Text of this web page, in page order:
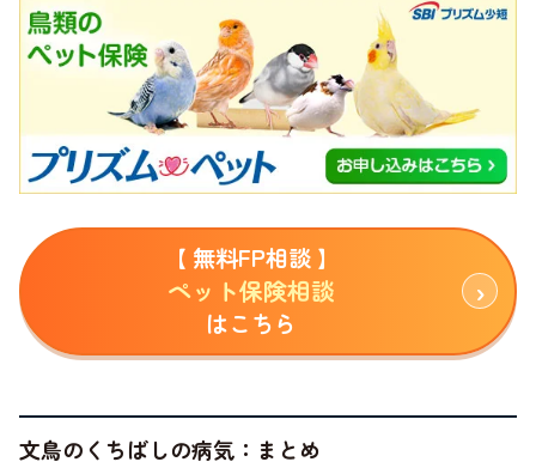
【 無料FP相談 】
ペット保険相談
はこちら
文鳥のくちばしの病気：まとめ